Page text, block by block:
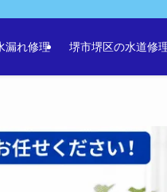
漏れ修理 堺市堺区の水道修